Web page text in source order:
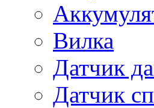
Вилка
Датчик
Датчик